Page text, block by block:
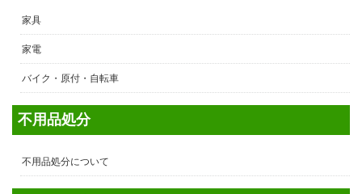
家具
家電
バイク・原付・自転車
不用品処分
不用品処分について